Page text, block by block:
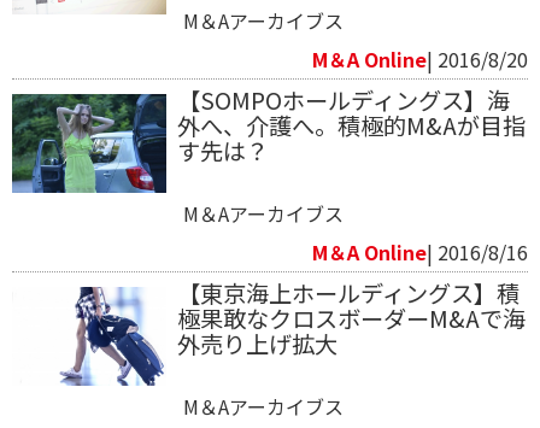
M＆Aアーカイブス
M＆A Online| 2016/8/20
【SOMPOホールディングス】海
外へ、介護へ。積極的M&Aが目指
す先は？
M＆Aアーカイブス
M＆A Online| 2016/8/16
【東京海上ホールディングス】積
極果敢なクロスボーダーM&Aで海
外売り上げ拡大
M＆Aアーカイブス